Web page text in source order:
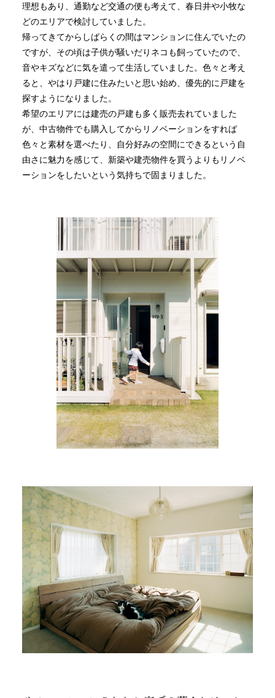
理想もあり、通勤など交通の便も考えて、春日井や小牧な
どのエリアで検討していました。
帰ってきてからしばらくの間はマンションに住んでいたの
ですが、その頃は子供が騒いだりネコも飼っていたので、
音やキズなどに気を遣って生活していました。色々と考え
ると、やはり戸建に住みたいと思い始め、優先的に戸建を
探すようになりました。
希望のエリアには建売の戸建も多く販売去れていました
が、中古物件でも購入してからリノベーションをすれば
色々と素材を選べたり、自分好みの空間にできるという自
由さに魅力を感じて、新築や建売物件を買うよりもリノベ
ーションをしたいという気持ちで固まりました。